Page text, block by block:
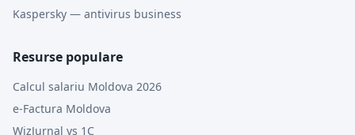
Kaspersky — antivirus business
Resurse populare
Calcul salariu Moldova 2026
e-Factura Moldova
WizJurnal vs 1C